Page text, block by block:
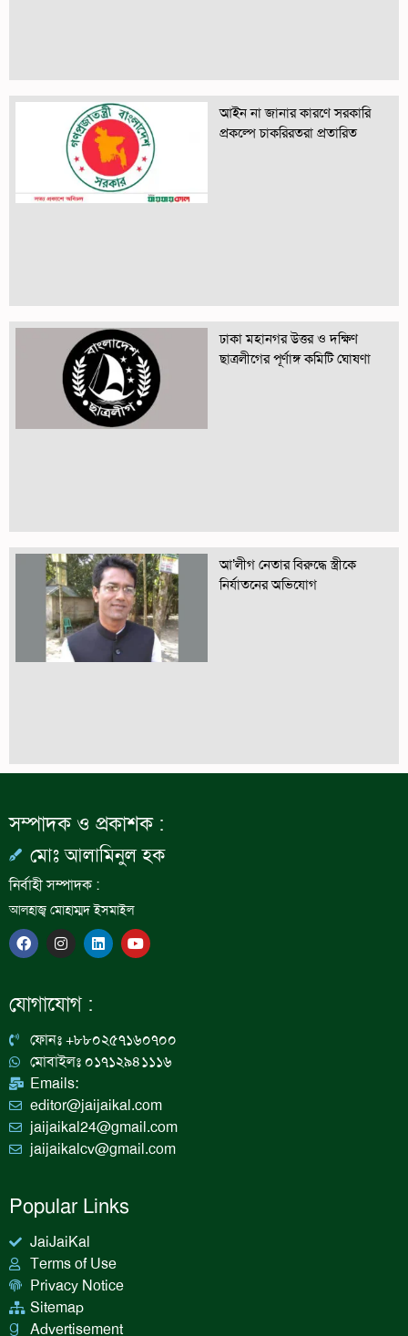
আইন না জানার কারণে সরকারি
প্রকল্পে চাকরিরতরা প্রতারিত
ঢাকা মহানগর উত্তর ও দক্ষিণ
ছাত্রলীগের পূর্ণাঙ্গ কমিটি ঘোষণা
আ’লীগ নেতার বিরুদ্ধে স্ত্রীকে
নির্যাতনের অভিযোগ
সম্পাদক ও প্রকাশক :
মোঃ আলামিনুল হক
নির্বাহী সম্পাদক :
আলহাজ্ব মোহাম্মদ ইসমাইল
F
a
c
b
o
I
n
s
a
g
a
m
L
i
n
n
Y
o
u
যোগাযোগ :
ফোনঃ +৮৮০২৫৭১৬০৭০০
মোবাইলঃ ০১৭১২৯৪১১১৬
Emails:
editor@jaijaikal.com
jaijaikal24@gmail.com
jaijaikalcv@gmail.com
Popular Links
JaiJaiKal
Terms of Use
Privacy Notice
Sitemap
Advertisement